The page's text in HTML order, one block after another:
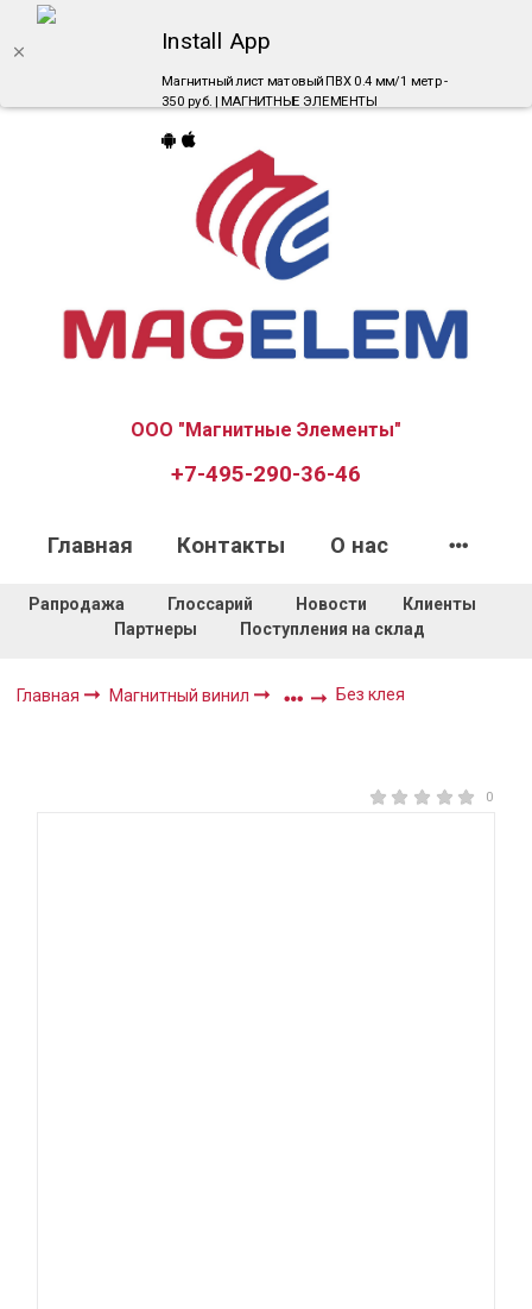
Install App
Магнитный лист матовый ПВХ 0.4 мм/1 метр -
350 руб. | МАГНИТНЫЕ ЭЛЕМЕНТЫ
ООО "Магнитные Элементы"
+7-495-290-36-46
Главная Контакты О нас
Рапродажа Глоссарий Новости
Клиенты
Партнеры
Поступления на склад
Главная Магнитный винил Без клея
0